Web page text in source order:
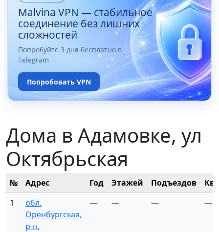
Malvina VPN — стабильное
соединение без лишних
сложностей
Попробуйте 3 дня бесплатно в
Telegram
Попробовать VPN
Дома в Адамовке, ул
Октябрьская
№ Адрес Год Этажей Подъездов
1
обл.
Оренбургская,
р-н.
— — — —